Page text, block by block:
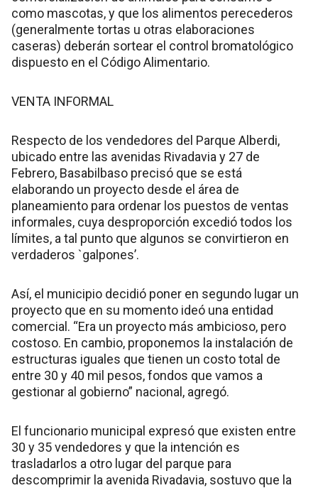
como mascotas, y que los alimentos perecederos
(generalmente tortas u otras elaboraciones
caseras) deberán sortear el control bromatológico
dispuesto en el Código Alimentario.
VENTA INFORMAL
Respecto de los vendedores del Parque Alberdi,
ubicado entre las avenidas Rivadavia y 27 de
Febrero, Basabilbaso precisó que se está
elaborando un proyecto desde el área de
planeamiento para ordenar los puestos de ventas
informales, cuya desproporción excedió todos los
límites, a tal punto que algunos se convirtieron en
verdaderos `galpones’.
Así, el municipio decidió poner en segundo lugar un
proyecto que en su momento ideó una entidad
comercial. “Era un proyecto más ambicioso, pero
costoso. En cambio, proponemos la instalación de
estructuras iguales que tienen un costo total de
entre 30 y 40 mil pesos, fondos que vamos a
gestionar al gobierno” nacional, agregó.
El funcionario municipal expresó que existen entre
30 y 35 vendedores y que la intención es
trasladarlos a otro lugar del parque para
descomprimir la avenida Rivadavia, sostuvo que la